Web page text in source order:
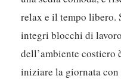
relax e il tempo libero.
integri blocchi di
dell’ambiente costiero
iniziare la giornata con